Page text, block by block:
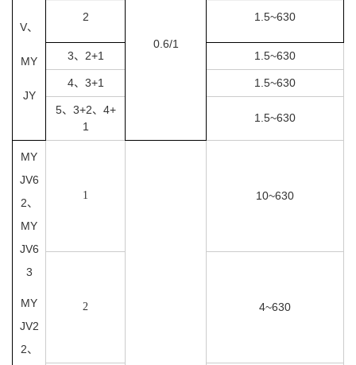
V、
MY
JY
0.6/1
2 1.5~630
3、2+1 1.5~630
4、3+1 1.5~630
5、3+2、4+
1
1.5~630
MY
JV6
2、
MY
JV6
3
MY
JV2
2、
1 10~630
2 4~630